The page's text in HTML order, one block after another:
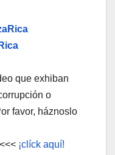
que exhiban
o
favor, háznoslo
<<< ¡clíck aquí!